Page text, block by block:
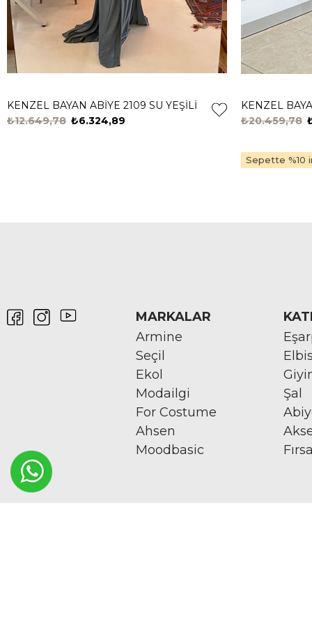
KENZEL BAYAN ABİYE 2109 SU YEŞİLİ
₺6.324,89
₺12.649,78
KENZEL
₺20.459,78
Sepette %10
MARKALAR
Armine
Seçil
Ekol
Modailgi
For Costume
Ahsen
Moodbasic
Şal